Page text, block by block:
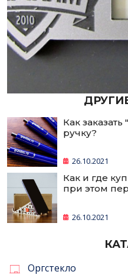
Как
ручку?
26.10.2021
Как и где
при этом
26.10.2021
Оргстекло